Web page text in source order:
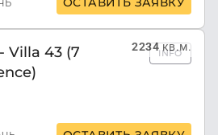
2234кв.м.
Villa 43 (7
INFO